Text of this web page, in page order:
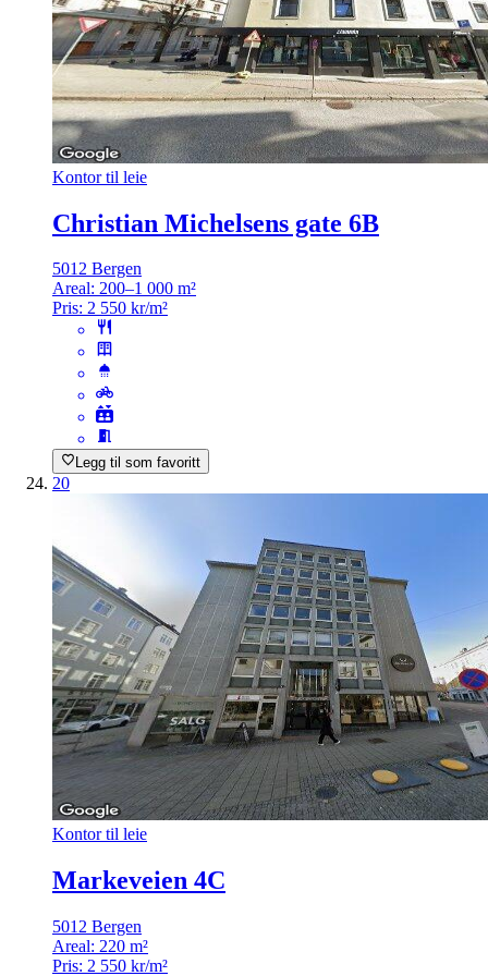
Kontor til leie
Christian Michelsens gate 6B
5012 Bergen
Areal: 200–1 000 m²
Pris: 2 550 kr/m²
Legg til som favoritt
20
Kontor til leie
Markeveien 4C
5012 Bergen
Areal: 220 m²
Pris: 2 550 kr/m²